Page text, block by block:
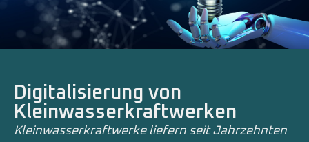
Digitalisierung von
Kleinwasserkraftwerken
Kleinwasserkraftwerke liefern seit Jahrzehnten